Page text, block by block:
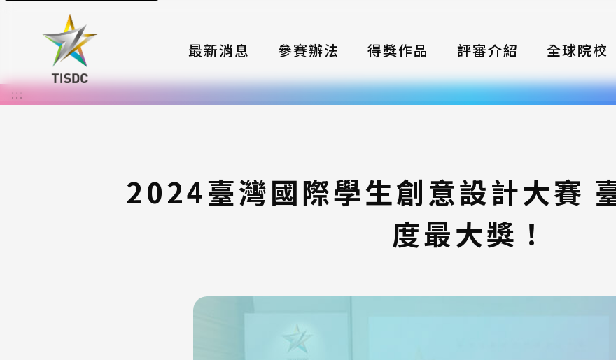
最新消息 參賽辦法
大賽組織
報名格式
常見問題
得獎作品 評審介紹 全球院校
:::
2024臺灣國際學生創意設計大賽
度最大獎！